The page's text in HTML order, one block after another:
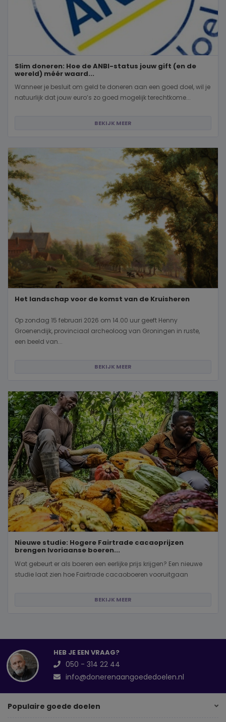
Slim doneren: Hoe de ANBI-status jouw gift (en de
wereld) méér waard...
Wanneer je besluit om geld te doneren aan een goed doel, wil je
natuurlijk dat jouw euro’s zo goed mogelijk terechtkome...
BEKIJK MEER
Het landschap voor de komst van de Kruisheren
Op zondag 15 februari 2026 om 14.00 uur geeft Henny
Groenendijk, provinciaal archeoloog van Groningen in ruste,
een beeld van...
BEKIJK MEER
Nieuwe studie: Hogere Fairtrade cacaoprijzen
brengen Ivoriaanse boeren...
Wat gebeurt er als boeren een eerlijke prijs krijgen? Een nieuwe
studie laat zien hoe Fairtrade cacaoboeren vooruitgaan
BEKIJK MEER
HEB JE EEN VRAAG?
050 - 314 22 44
info@donerenaangoededoelen.nl
Populaire goede doelen